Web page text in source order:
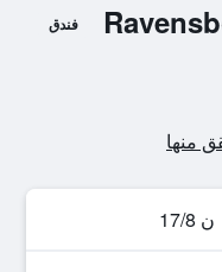
فندق
ن 17/8